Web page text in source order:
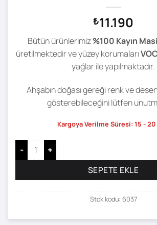
₺11.190
Bütün ürünlerimiz%100 Kayın
üretilmektedir ve yüzey korumaları
yağlar ile yapılmaktadır.
Ahşabın doğası gereği renk ve
gösterebileceğini lütfen
Kargoya Verilme Süresi: 15 - 20
Lysa Sehpa - 78 x 78 adet
SEPETE EKLE
Stok kodu: 6037